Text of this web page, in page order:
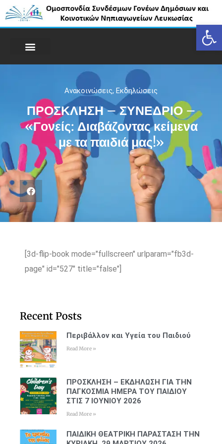
Ανακοινώσεις, Εκδηλώσεις
ΠΡΟΣΚΛΗΣΗ – ΣΥΝΕΔΡΙΟ –
«Γονείς: Διαβάζοντας κείμενα
με τα παιδιά μας!»
[3d-flip-book mode="fullscreen" urlparam="fb3d-
page" id="527" title="false"]
Recent Posts
Περιβάλλον και Υγεία του Παιδιού
Read More »
ΠΡΟΣΚΛΗΣΗ – ΕΚΔΗΛΩΣΗ ΓΙΑ ΤΗΝ
ΠΑΓΚΟΣΜΙΑ ΗΜΕΡΑ ΤΟΥ ΠΑΙΔΙΟΥ
ΣΤΙΣ 7 ΙΟΥΝΙΟΥ 2026
Read More »
ΠΑΙΔΙΚΗ ΘΕΑΤΡΙΚΗ ΠΑΡΑΣΤΑΣΗ ΤΗΝ